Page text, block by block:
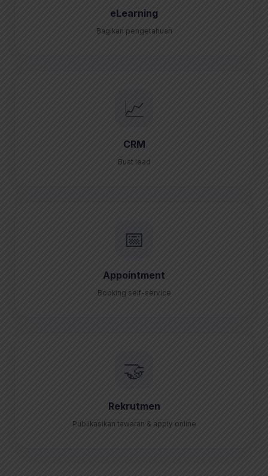
eLearning
Bagikan pengetahuan
📈
CRM
Buat lead
📅
Appointment
Booking self-service
🤝
Rekrutmen
Publikasikan tawaran & apply online